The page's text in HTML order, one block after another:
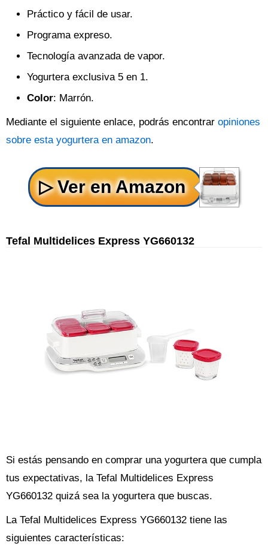
Práctico y fácil de usar.
Programa expreso.
Tecnología avanzada de vapor.
Yogurtera exclusiva 5 en 1.
Color: Marrón.
Mediante el siguiente enlace, podrás encontrar opiniones
sobre esta yogurtera en amazon.
Tefal Multidelices Express YG660132
Si estás pensando en comprar una yogurtera que cumpla
tus expectativas, la Tefal Multidelices Express
YG660132 quizá sea la yogurtera que buscas.
La Tefal Multidelices Express YG660132 tiene las
siguientes características: